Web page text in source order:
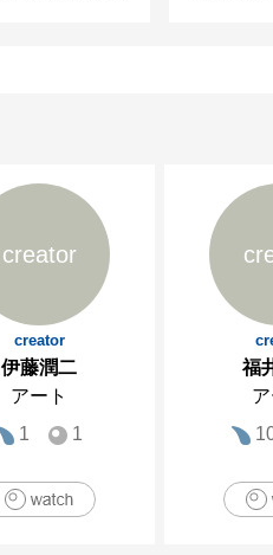
creator
creator
伊藤潤二
アート
1
1
福